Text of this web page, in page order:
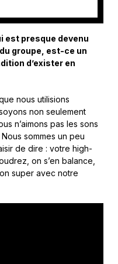
est presque devenu
groupe, est-ce un
d’exister en
nous utilisions
non seulement
n’aimons pas les sons
sommes un peu
de dire : votre high-
on s’en balance,
super avec notre